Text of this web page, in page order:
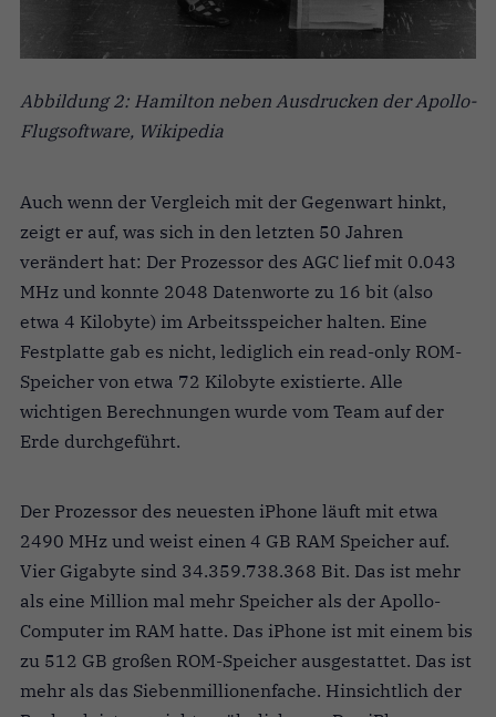
Abbildung 2: Hamilton neben Ausdrucken der Apollo-
Flugsoftware, Wikipedia
Auch wenn der Vergleich mit der Gegenwart hinkt,
zeigt er auf, was sich in den letzten 50 Jahren
verändert hat: Der Prozessor des AGC lief mit 0.043
MHz und konnte 2048 Datenworte zu 16 bit (also
etwa 4 Kilobyte) im Arbeitsspeicher halten. Eine
Festplatte gab es nicht, lediglich ein read-only ROM-
Speicher von etwa 72 Kilobyte existierte. Alle
wichtigen Berechnungen wurde vom Team auf der
Erde durchgeführt.
Der Prozessor des neuesten iPhone läuft mit etwa
2490 MHz und weist einen 4 GB RAM Speicher auf.
Vier Gigabyte sind 34.359.738.368 Bit. Das ist mehr
als eine Million mal mehr Speicher als der Apollo-
Computer im RAM hatte. Das iPhone ist mit einem bis
zu 512 GB großen ROM-Speicher ausgestattet. Das ist
mehr als das Siebenmillionenfache. Hinsichtlich der